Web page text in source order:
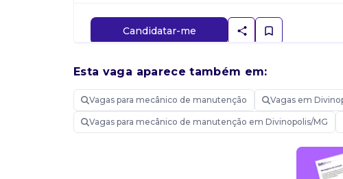
Candidatar-me
Esta vaga aparece também em:
Vagas para mecânico de manutenção Vagas em
Vagas para mecânico de manutenção em Divinopolis/MG